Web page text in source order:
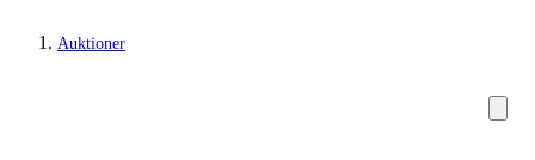
Auktioner